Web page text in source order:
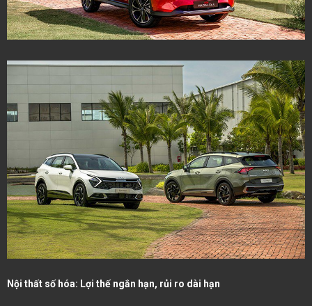
Nội thất số hóa: Lợi thế ngắn hạn, rủi ro dài hạn